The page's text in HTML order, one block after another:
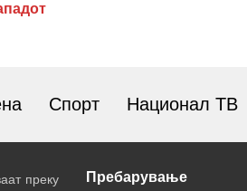
Спорт Национал ТВ
преку
Пребарување